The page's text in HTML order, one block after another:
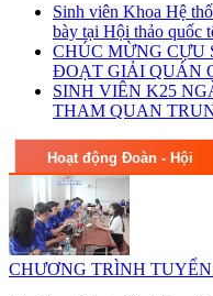
Sinh viên Khoa Hệ
bày tại Hội thảo
CHÚC MỪNG
ĐOẠT GIẢI QUÁN
SINH VIÊN K25
THAM QUAN
Hoạt động Đoàn - Hội
CHƯƠNG TRÌNH